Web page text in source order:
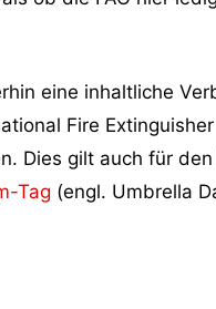
eine inhaltliche
Fire
Dies gilt auch für
Tag (engl. Umbrella